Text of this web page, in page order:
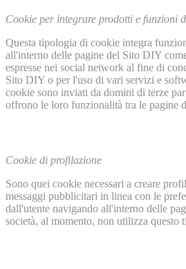
Cookie per integrare prodotti e funzioni
Questa tipologia di cookie integra
all'interno delle pagine del Sito DIY
espresse nei social network al fine di
Sito DIY o per l'uso di vari servizi e
cookie sono inviati da domini di terze
offrono le loro funzionalità tra le pagine
Cookie di profilazione
Sono quei cookie necessari a creare
messaggi pubblicitari in linea con le
dall'utente navigando all'interno delle
società, al momento, non utilizza questo